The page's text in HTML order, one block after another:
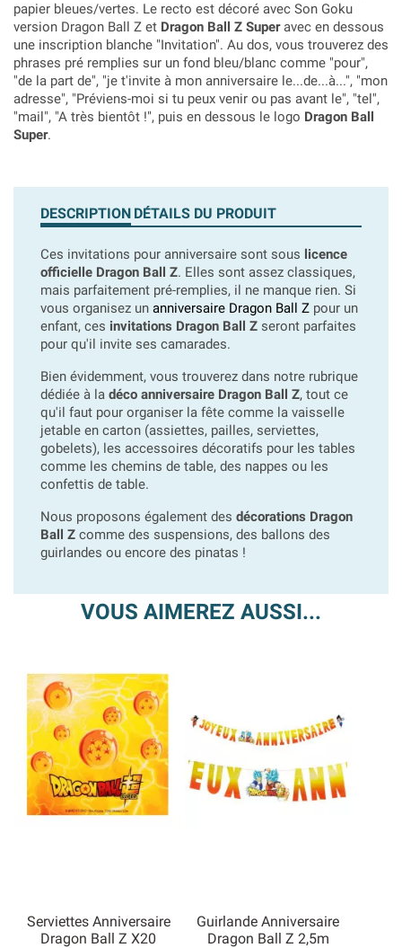
papier bleues/vertes. Le recto est décoré avec Son Goku
version Dragon Ball Z et Dragon Ball Z Superavec en dessous
une inscription blanche "Invitation". Au dos, vous trouverez des
phrases pré remplies sur un fond bleu/blanc comme "pour",
"de la part de", "je t'invite à mon anniversaire le...de...à...", "mon
adresse", "Préviens-moi si tu peux venir ou pas avant le", "tel",
"mail", "A très bientôt !", puis en dessous le logo Dragon Ball
Super.
DESCRIPTION DÉTAILS DU PRODUIT
Ces invitations pour anniversaire sont sous licence
officielle Dragon Ball Z. Elles sont assez classiques,
mais parfaitement pré-remplies, il ne manque rien. Si
vous organisez un anniversaire Dragon Ball Z pour un
enfant, ces invitations Dragon Ball Z seront parfaites
pour qu'il invite ses camarades.
Bien évidemment, vous trouverez dans notre rubrique
dédiée à la déco anniversaire Dragon Ball Z, tout ce
qu'il faut pour organiser la fête comme la vaisselle
jetable en carton (assiettes, pailles, serviettes,
gobelets), les accessoires décoratifs pour les tables
comme les chemins de table, des nappes ou les
confettis de table.
Nous proposons également des décorations Dragon
Ball Z comme des suspensions, des ballons des
guirlandes ou encore des pinatas !
VOUS AIMEREZ AUSSI...
Serviettes Anniversaire
Dragon Ball Z X20
Guirlande Anniversaire
Dragon Ball Z 2,5m